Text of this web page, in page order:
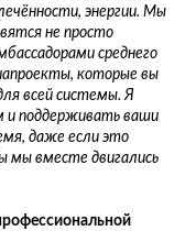
энергии. Мы
не просто
среднего
которые вы
всей системы. Я
и поддерживать ваши
даже если это
мы вместе двигались